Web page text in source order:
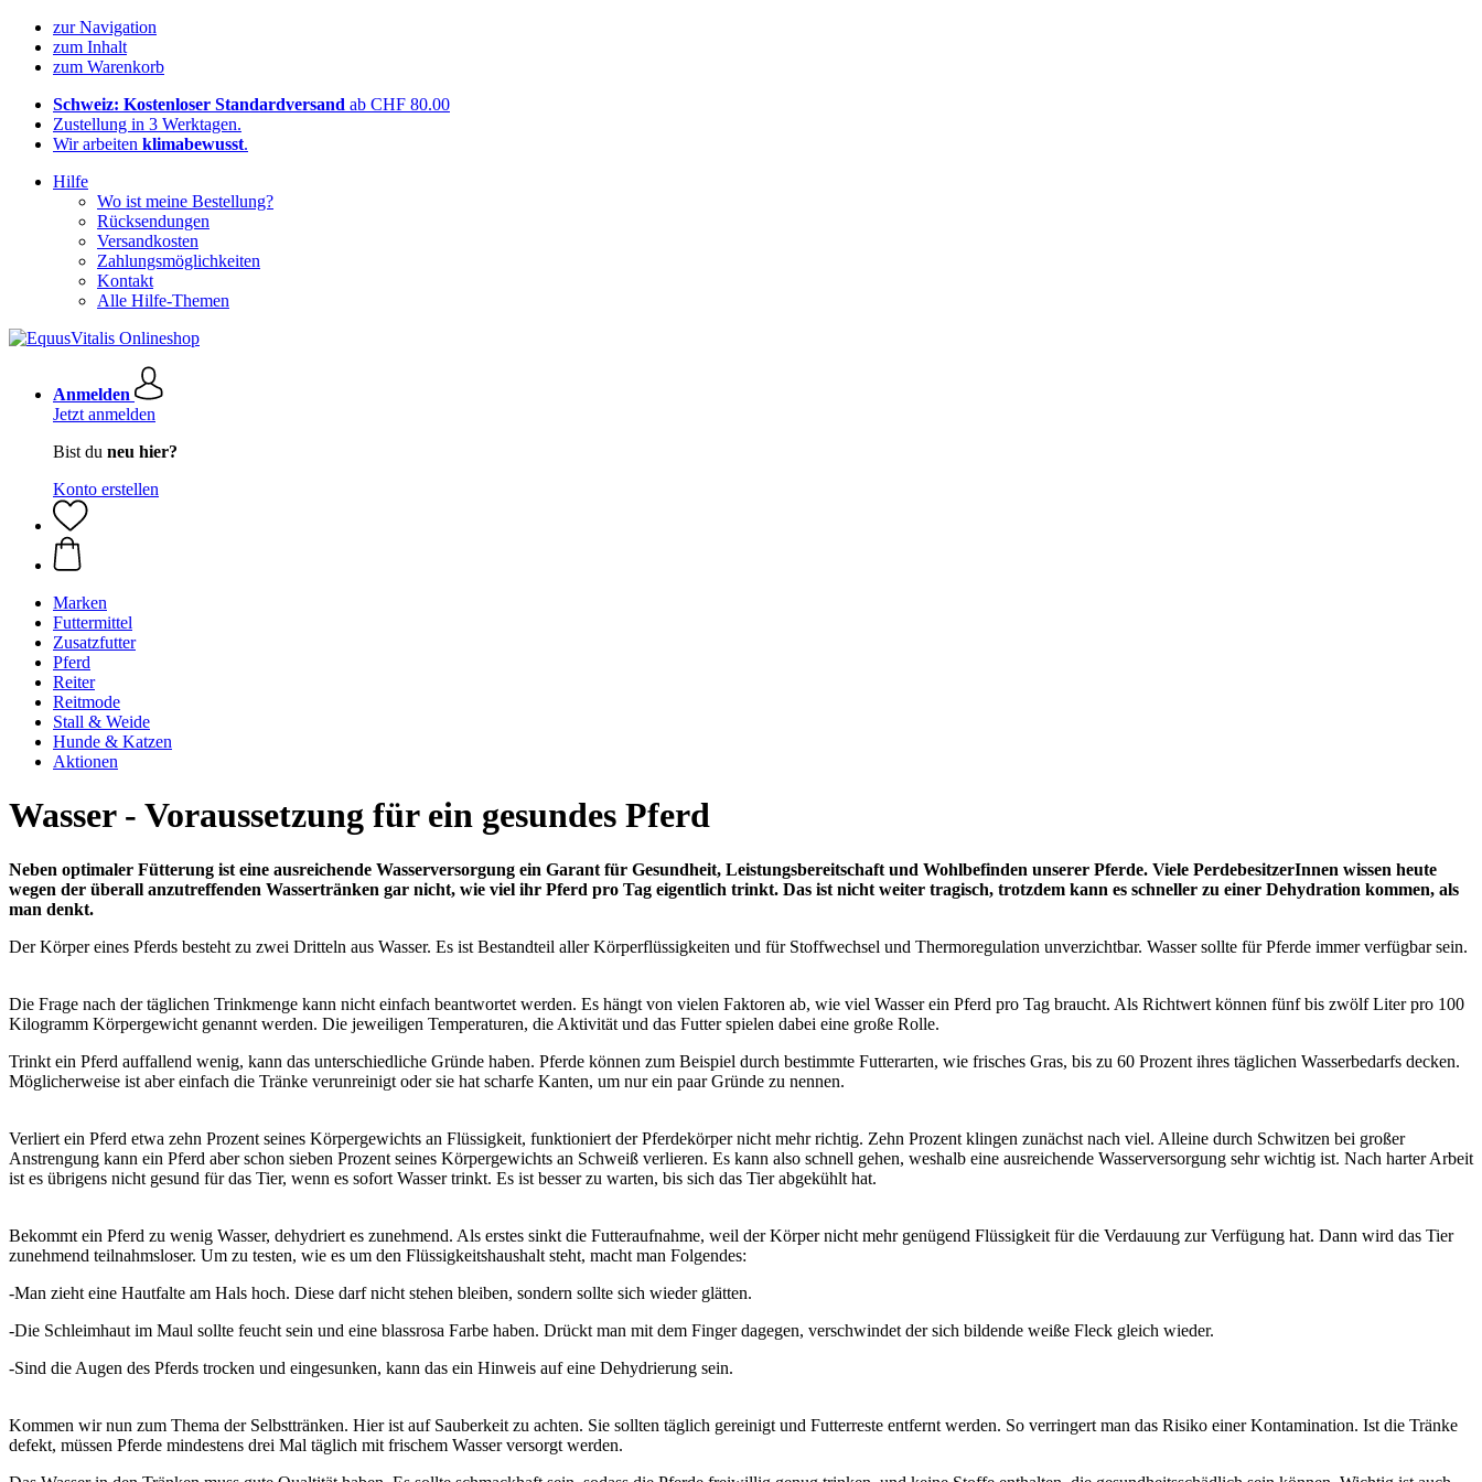
zur Navigation
zum Inhalt
zum Warenkorb
Schweiz: Kostenloser Standardversand ab CHF 80.00
Zustellung in 3 Werktagen.
Wir arbeiten klimabewusst.
Hilfe
Wo ist meine Bestellung?
Rücksendungen
Versandkosten
Zahlungsmöglichkeiten
Kontakt
Alle Hilfe-Themen
Anmelden
Jetzt anmelden
Bist du neu hier?
Konto erstellen
Marken
Futtermittel
Zusatzfutter
Pferd
Reiter
Reitmode
Stall & Weide
Hunde & Katzen
Aktionen
Wasser - Voraussetzung für ein gesundes Pferd
Neben optimaler Fütterung ist eine ausreichende Wasserversorgung ein Garant für Gesundheit, Leistungsbereitschaft und Wohlbefinden unserer Pferde. Viele PerdebesitzerInnen wissen heute
wegen der überall anzutreffenden Wassertränken gar nicht, wie viel ihr Pferd pro Tag eigentlich trinkt. Das ist nicht weiter tragisch, trotzdem kann es schneller zu einer Dehydration kommen, als
man denkt.
Der Körper eines Pferds besteht zu zwei Dritteln aus Wasser. Es ist Bestandteil aller Körperflüssigkeiten und für Stoffwechsel und Thermoregulation unverzichtbar. Wasser sollte für Pferde immer verfügbar sein.
Die Frage nach der täglichen Trinkmenge kann nicht einfach beantwortet werden. Es hängt von vielen Faktoren ab, wie viel Wasser ein Pferd pro Tag braucht. Als Richtwert können fünf bis zwölf Liter pro 100
Kilogramm Körpergewicht genannt werden. Die jeweiligen Temperaturen, die Aktivität und das Futter spielen dabei eine große Rolle.
Trinkt ein Pferd auffallend wenig, kann das unterschiedliche Gründe haben. Pferde können zum Beispiel durch bestimmte Futterarten, wie frisches Gras, bis zu 60 Prozent ihres täglichen Wasserbedarfs decken.
Möglicherweise ist aber einfach die Tränke verunreinigt oder sie hat scharfe Kanten, um nur ein paar Gründe zu nennen.
Verliert ein Pferd etwa zehn Prozent seines Körpergewichts an Flüssigkeit, funktioniert der Pferdekörper nicht mehr richtig. Zehn Prozent klingen zunächst nach viel. Alleine durch Schwitzen bei großer
Anstrengung kann ein Pferd aber schon sieben Prozent seines Körpergewichts an Schweiß verlieren. Es kann also schnell gehen, weshalb eine ausreichende Wasserversorgung sehr wichtig ist. Nach harter Arbeit
ist es übrigens nicht gesund für das Tier, wenn es sofort Wasser trinkt. Es ist besser zu warten, bis sich das Tier abgekühlt hat.
Bekommt ein Pferd zu wenig Wasser, dehydriert es zunehmend. Als erstes sinkt die Futteraufnahme, weil der Körper nicht mehr genügend Flüssigkeit für die Verdauung zur Verfügung hat. Dann wird das Tier
zunehmend teilnahmsloser. Um zu testen, wie es um den Flüssigkeitshaushalt steht, macht man Folgendes:
-Man zieht eine Hautfalte am Hals hoch. Diese darf nicht stehen bleiben, sondern sollte sich wieder glätten.
-Die Schleimhaut im Maul sollte feucht sein und eine blassrosa Farbe haben. Drückt man mit dem Finger dagegen, verschwindet der sich bildende weiße Fleck gleich wieder.
-Sind die Augen des Pferds trocken und eingesunken, kann das ein Hinweis auf eine Dehydrierung sein.
Kommen wir nun zum Thema der Selbsttränken. Hier ist auf Sauberkeit zu achten. Sie sollten täglich gereinigt und Futterreste entfernt werden. So verringert man das Risiko einer Kontamination. Ist die Tränke
defekt, müssen Pferde mindestens drei Mal täglich mit frischem Wasser versorgt werden.